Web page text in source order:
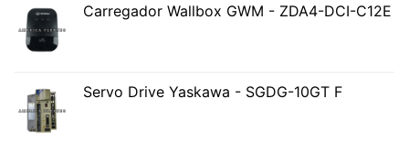
Carregador Wallbox GWM - ZDA4-DCI-C12E
Servo Drive Yaskawa - SGDG-10GT F